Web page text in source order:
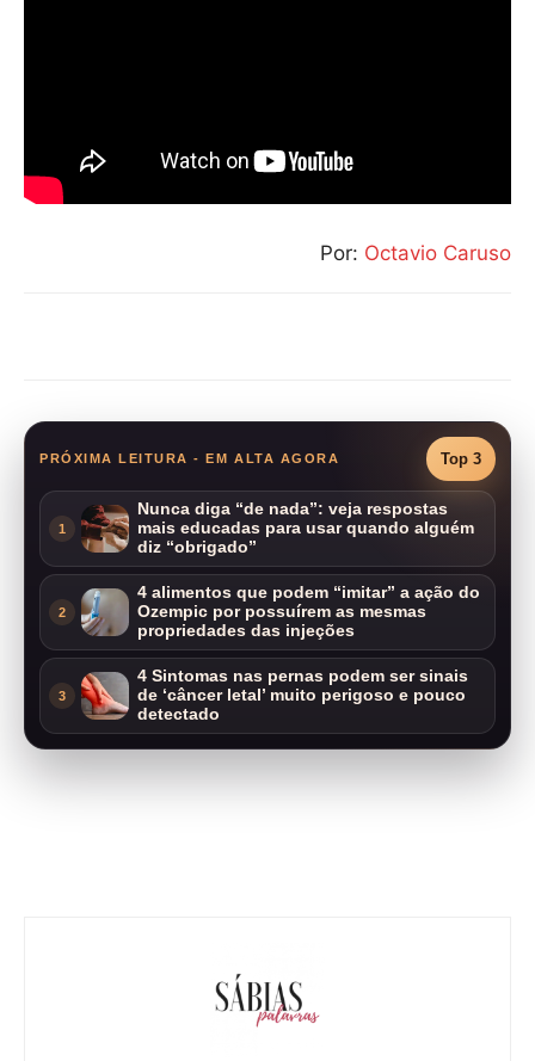
Por: Octavio Caruso
PRÓXIMA LEITURA - EM ALTA AGORA Top 3
1
Nunca diga “de nada”: veja respostas
mais educadas para usar quando alguém
diz “obrigado”
2
4 alimentos que podem “imitar” a ação do
Ozempic por possuírem as mesmas
propriedades das injeções
3
4 Sintomas nas pernas podem ser sinais
de ‘câncer letal’ muito perigoso e pouco
detectado